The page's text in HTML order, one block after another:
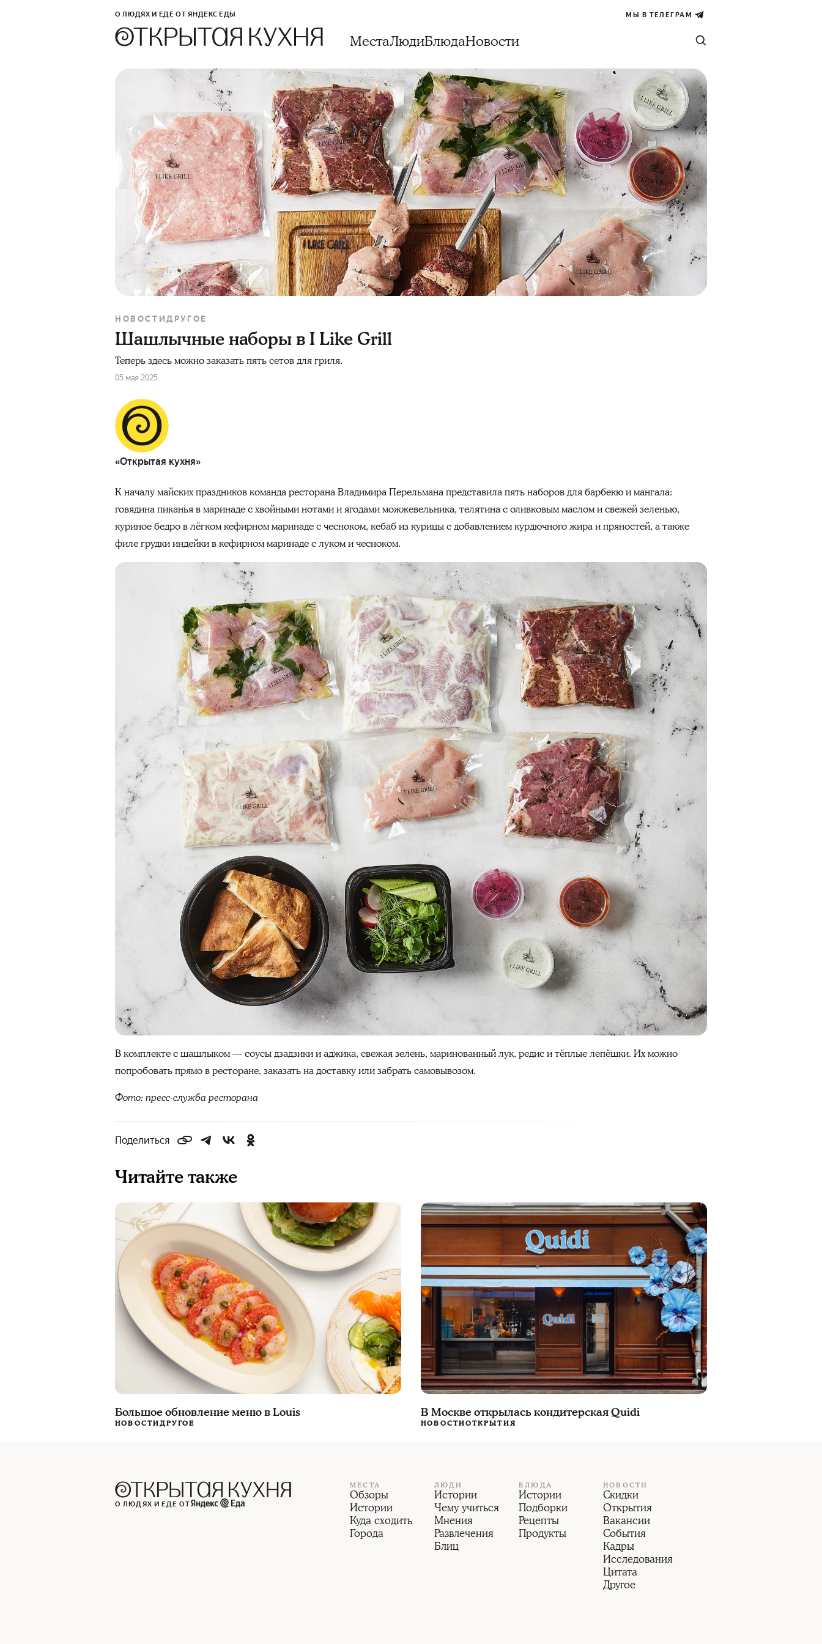
О ЛЮДЯХ И ЕДЕ ОТ ЯНДЕКС ЕДЫ МЫ В ТЕЛЕГРАМ
МестаЛюдиБлюдаНовости
НОВОСТИДРУГОЕ
Шашлычные наборы в I Like Grill
Теперь здесь можно заказать пять сетов для гриля.
05 мая 2025
«Открытая кухня»
К началу майских праздников команда ресторана Владимира Перельмана представила пять наборов для барбекю и мангала:
говядина пиканья в маринаде с хвойными нотами и ягодами можжевельника, телятина с оливковым маслом и свежей зеленью,
куриное бедро в лёгком кефирном маринаде с чесноком, кебаб из курицы с добавлением курдючного жира и пряностей, а также
филе грудки индейки в кефирном маринаде с луком и чесноком.
В комплекте с шашлыком — соусы дзадзики и аджика, свежая зелень, маринованный лук, редис и тёплые лепёшки. Их можно
попробовать прямо в ресторане, заказать на доставку или забрать самовывозом.
Фото: пресс-служба ресторана
Поделиться
Читайте также
Большое обновление меню в Louis
НОВОСТИДРУГОЕ
В Москве открылась кондитерская Quidi
НОВОСТИОТКРЫТИЯ
О ЛЮДЯХ И ЕДЕ ОТ
МЕСТА
Обзоры
Истории
Куда сходить
Города
ЛЮДИ
Истории
Чему учиться
Мнения
Развлечения
Блиц
БЛЮДА
Истории
Подборки
Рецепты
Продукты
НОВОСТИ
Скидки
Открытия
Вакансии
События
Кадры
Исследования
Цитата
Другое